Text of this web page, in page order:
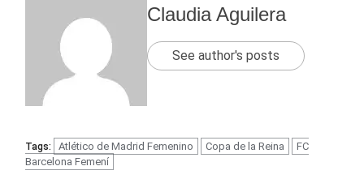
Claudia Aguilera
See author's posts
Tags: Atlético de Madrid Femenino Copa de la Reina
FC
Barcelona Femení